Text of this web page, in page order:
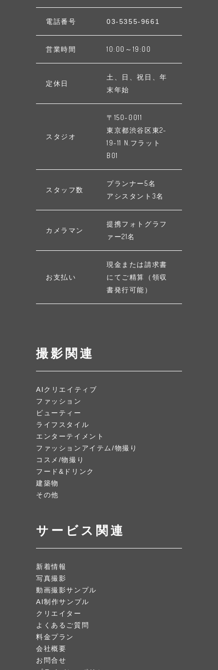
撮影関連
AIクリエイティブ
ファッション
ビューティー
ライフスタイル
エンターテイメント
ファッションアイテム/物撮り
コスメ/物撮り
フード&ドリンク
建築物
その他
サービス関連
新着情報
写真撮影
動画撮影サンプル
AI制作サンプル
クリエイター
よくあるご質問
料金プラン
会社概要
お問合せ
電話番号 03-5355-9661
営業時間 10:00～19:00
定休日
土、日、祝日、年
末年始
スタジオ
〒150-0011
東京都渋谷区東2-
19-11 N.フラット
B01
スタッフ数
プランナー5名
アシスタント3名
カメラマン
提携フォトグラフ
ァー21名
お支払い
現金または請求書
にてご精算（領収
書発行可能）